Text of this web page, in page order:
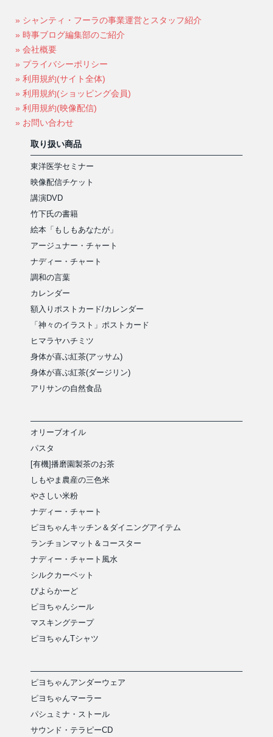
» シャンティ・フーラの事業運営とスタッフ紹介
» 時事ブログ編集部のご紹介
» 会社概要
» プライバシーポリシー
» 利用規約(サイト全体)
» 利用規約(ショッピング会員)
» 利用規約(映像配信)
» お問い合わせ
取り扱い商品
東洋医学セミナー
映像配信チケット
講演DVD
竹下氏の書籍
絵本「もしもあなたが」
アージュナー・チャート
ナディー・チャート
調和の言葉
カレンダー
額入りポストカード/カレンダー
「神々のイラスト」ポストカード
ヒマラヤハチミツ
身体が喜ぶ紅茶(アッサム)
身体が喜ぶ紅茶(ダージリン)
アリサンの自然食品
オリーブオイル
パスタ
[有機]播磨園製茶のお茶
しもやま農産の三色米
やさしい米粉
ナディー・チャート
ピヨちゃんキッチン＆ダイニングアイテム
ランチョンマット＆コースター
ナディー・チャート風水
シルクカーペット
ぴよらかーど
ピヨちゃんシール
マスキングテープ
ピヨちゃんTシャツ
ピヨちゃんアンダーウェア
ピヨちゃんマーラー
パシュミナ・ストール
サウンド・テラピーCD